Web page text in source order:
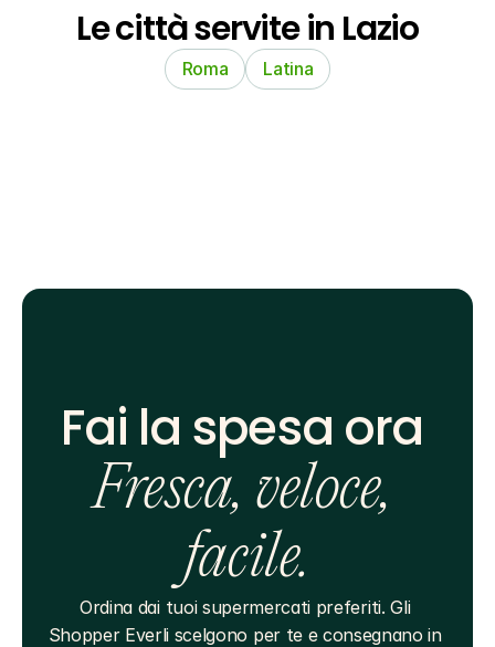
Le città servite in Lazio
Roma Latina
Fai la spesa ora
Fresca, veloce,
facile.
Ordina dai tuoi supermercati preferiti. Gli
Shopper Everli scelgono per te e consegnano in